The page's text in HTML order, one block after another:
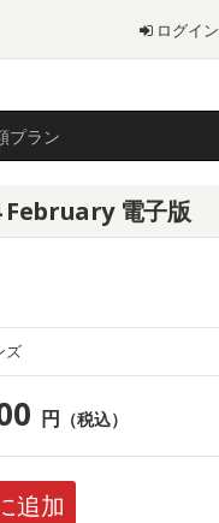
ログイン
プラン
February 電子版
ズ
円 （税込）
追加